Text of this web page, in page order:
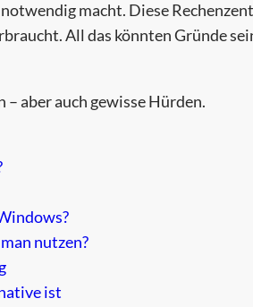
macht. Diese
All das könnten Gründe
aber auch gewisse Hürden.
nutzen?
ist